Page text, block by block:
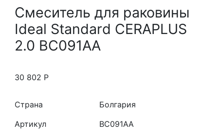
Смеситель для раковины
Ideal Standard CERAPLUS
2.0 BC091AA
30 802 Р
Страна
Болгария
Артикул
BC091AA